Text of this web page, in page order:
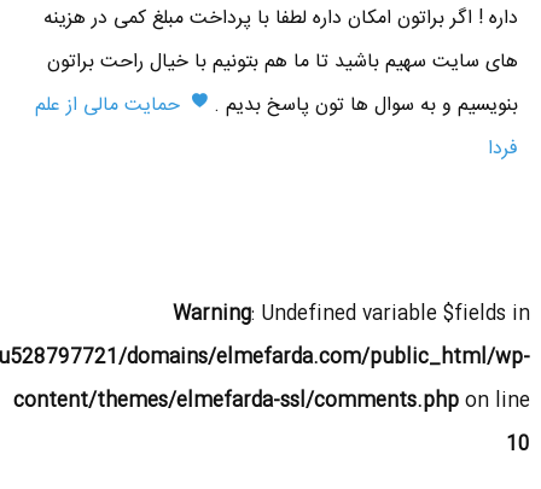
داره ! اگر براتون امکان داره لطفا با پرداخت مبلغ کمی در هزینه
های سایت سهیم باشید تا ما هم بتونیم با خیال راحت براتون
بنویسیم و به سوال ها تون پاسخ بدیم .
حمایت مالی از علم
فردا
Warning: Undefined variable $fields in
domains/elmefarda.com/public_html/wp-
content/themes/elmefarda-ssl/comments.phpon line
10